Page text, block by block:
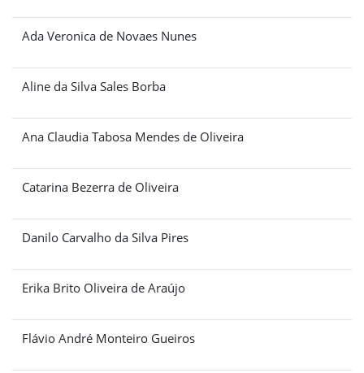
Ada Veronica de Novaes Nunes
Aline da Silva Sales Borba
Ana Claudia Tabosa Mendes de Oliveira
Catarina Bezerra de Oliveira
Danilo Carvalho da Silva Pires
Erika Brito Oliveira de Araújo
Flávio André Monteiro Gueiros